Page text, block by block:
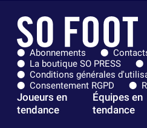
Abonnements
La boutique SO PRESS
Conditions générales
Consentement RGPD
Joueurs en
tendance
Équipes en
tendance